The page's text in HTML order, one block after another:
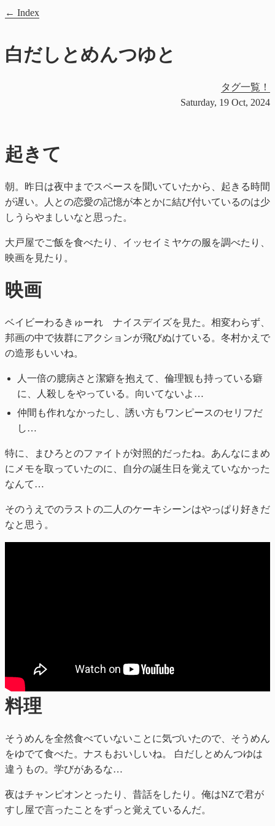
Index
白だしとめんつゆと
タグ一覧！
Saturday, 19 Oct, 2024
起きて
朝。昨日は夜中までスペースを聞いていたから、起きる時間
が遅い。人との恋愛の記憶が本とかに結び付いているのは少
しうらやましいなと思った。
大戸屋でご飯を食べたり、イッセイミヤケの服を調べたり、
映画を見たり。
映画
ベイビーわるきゅーれ ナイスデイズを見た。相変わらず、
邦画の中で抜群にアクションが飛びぬけている。冬村かえで
の造形もいいね。
人一倍の臆病さと潔癖を抱えて、倫理観も持っている癖
に、人殺しをやっている。向いてないよ…
仲間も作れなかったし、誘い方もワンピースのセリフだ
し…
特に、まひろとのファイトが対照的だったね。あんなにまめ
にメモを取っていたのに、自分の誕生日を覚えていなかった
なんて…
そのうえでのラストの二人のケーキシーンはやっぱり好きだ
なと思う。
料理
そうめんを全然食べていないことに気づいたので、そうめん
をゆでて食べた。ナスもおいしいね。 白だしとめんつゆは
違うもの。学びがあるな…
夜はチャンピオンとったり、昔話をしたり。俺はNZで君が
すし屋で言ったことをずっと覚えているんだ。